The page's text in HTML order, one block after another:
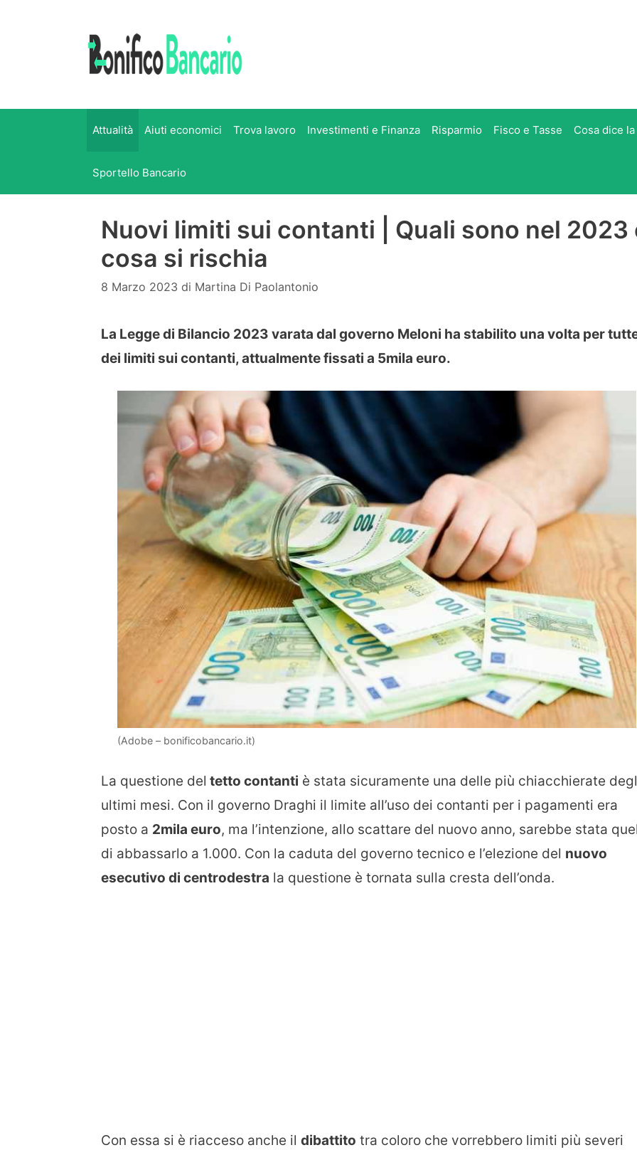
Attualità Aiuti economici Trova lavoro Investimenti e Finanza Risparmio Fisco e Tasse Cosa dice
Sportello Bancario
Nuovi limiti sui contanti | Quali sono nel 2023
cosa si rischia
8 Marzo 2023 di Martina Di Paolantonio
La Legge di Bilancio 2023 varata dal governo Meloni ha stabilito una volta per
dei limiti sui contanti, attualmente fissati a 5mila euro.
(Adobe – bonificobancario.it)
La questione del tetto contanti è stata sicuramente una delle più chiacchierate
ultimi mesi. Con il governo Draghi il limite all’uso dei contanti per i pagamenti era
posto a 2mila euro, ma l’intenzione, allo scattare del nuovo anno, sarebbe stata
di abbassarlo a 1.000. Con la caduta del governo tecnico e l’elezione del nuovo
esecutivo di centrodestra la questione è tornata sulla cresta dell’onda.
Con essa si è riacceso anche il dibattito tra coloro che vorrebbero limiti più severi